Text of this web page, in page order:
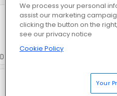
Decoração de Quarto de Criança
We process your personal
assist our marketing
clicking the button on the
see our privacy notice
Cookie Policy
Your